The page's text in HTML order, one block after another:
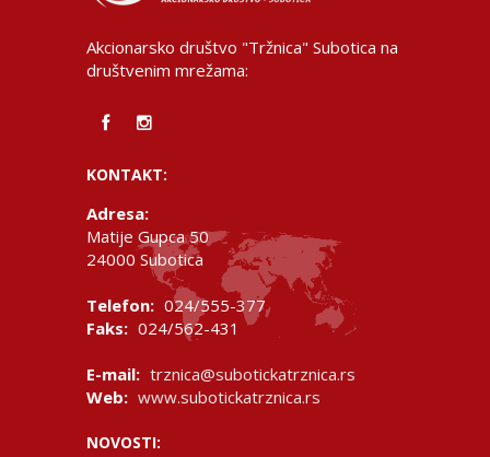
Akcionarsko društvo "Tržnica" Subotica na
društvenim mrežama:
KONTAKT:
Adresa:
Matije Gupca 50
24000 Subotica
Telefon: 024/555-377
Faks: 024/562-431
E-mail: trznica@subotickatrznica.rs
Web: www.subotickatrznica.rs
NOVOSTI: